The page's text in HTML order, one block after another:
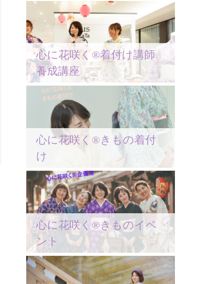
心に花咲く®着付け講師
養成講座
心に花咲く®きもの着付
け
心に花咲く®きものイベ
ント